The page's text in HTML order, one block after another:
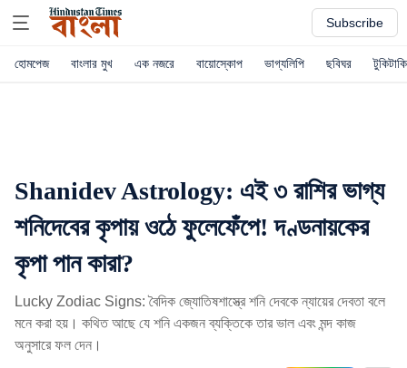
Subscribe
হোমপেজ বাংলার মুখ এক নজরে বায়োস্কোপ ভাগ্যলিপি ছবিঘর টুকিটাকি
Shanidev Astrology: এই ৩ রাশির ভাগ্য
শনিদেবের কৃপায় ওঠে ফুলেফেঁপে! দণ্ডনায়কের
কৃপা পান কারা?
Lucky Zodiac Signs: বৈদিক জ্যোতিষশাস্ত্রে শনি দেবকে ন্যায়ের দেবতা বলে
মনে করা হয়। কথিত আছে যে শনি একজন ব্যক্তিকে তার ভাল এবং মন্দ কাজ
অনুসারে ফল দেন।